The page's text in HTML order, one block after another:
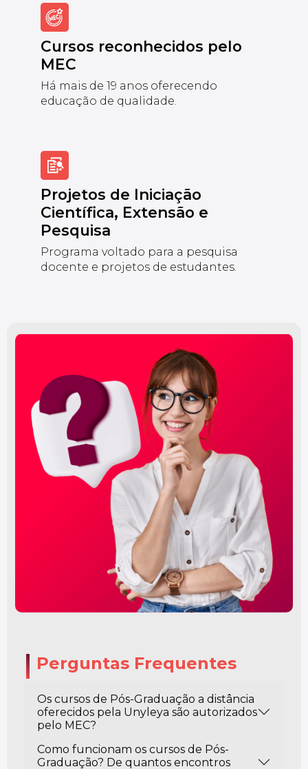
Cursos reconhecidos pelo
MEC
Há mais de 19 anos oferecendo
educação de qualidade.
Projetos de Iniciação
Científica, Extensão e
Pesquisa
Programa voltado para a pesquisa
docente e projetos de estudantes.
Perguntas Frequentes
Os cursos de Pós-Graduação a distância
oferecidos pela Unyleya são autorizados
pelo MEC?
Como funcionam os cursos de Pós-
Graduação? De quantos encontros